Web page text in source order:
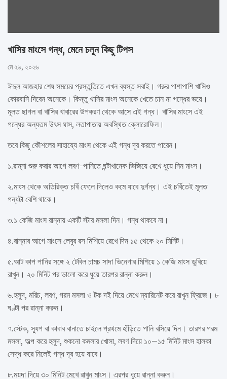
খাসির মাংসে গন্ধ, মেনে চলুন কিছু টিপস
মে ২৬, ২০২৬
ঈদুল আজহার শেষ সময়ের প্রস্তুতিতে এখন ব্যস্ত সবাই। গরুর পাশাপাশি খাসিও
কোরবানি দিবেন অনেকে। কিন্তু খাসির মাংস অনেকে খেতে চান না গন্ধের ভয়ে।
মূলত ছাগল বা খাসির খাবারের উপকরণ থেকে আসে এই গন্ধ। খাসির মাংসে এই
গন্ধের অন্যতম উৎস ঘাস, লতাপাতায় অবস্থিত ক্লোরোফিল।
তবে কিছু কৌশলের সাহায্যে মাংস থেকে এই গন্ধ দূর করতে পারেন।
১.রান্না শুরু করার আগে লবণ-পানিতে ঘন্টাখানেক ভিজিয়ে রেখে ধুয়ে নিন মাংস।
২.মাংস থেকে অতিরিক্ত চর্বি ফেলে দিলেও কমে যাবে দুর্গন্ধ। এই চর্বিতেই মূলত
গন্ধটা বেশি থাকে।
৩.১ কেজি মাংস রান্নায় একটি স্টার মসলা দিন। গন্ধ থাকবে না।
৪.রান্নার আগে মাংসে লেবুর রস মিশিয়ে রেখে দিন ১৫ থেকে ২০ মিনিট।
৫.আট কাপ পানির সঙ্গে ২ টেবিল চামচ সাদা ভিনেগার মিশিয়ে ১ কেজি মাংস ডুবিয়ে
রাখুন। ২০ মিনিট পর ভালো করে ধুয়ে তারপর রান্না করুন।
৬.হলুদ, মরিচ, লবণ, গরম মসলা ও টক দই দিয়ে মেখে ম্যারিনেট করে রাখুন ফ্রিজে। ৮
ঘণ্টা পর রান্না করুন।
৭.স্টেক, স্যুপ বা কাবাব বানাতে চাইলে প্রথমে হাঁড়িতে পানি বসিয়ে দিন। তারপর গরম
মসলা, অল্প করে হলুদ, শুকনো কমলার খোসা, লবণ দিয়ে ১০–১৫ মিনিট মাংস হালকা
সেদ্ধ করে নিলেই গন্ধ দূর হয়ে যাবে।
৮.ময়দা দিয়ে ৩০ মিনিট মেখে রাখুন মাংস। এরপর ধুয়ে রান্না করুন।